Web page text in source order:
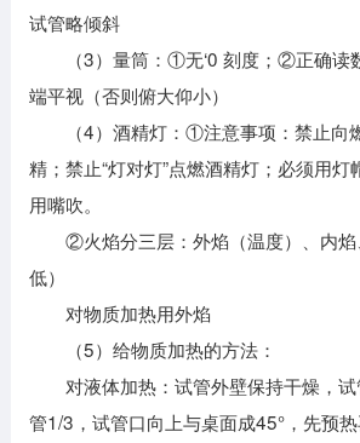
试管略倾斜
（3）量筒：①无‘0 刻度；②正确读
端平视（否则俯大仰小）
（4）酒精灯：①注意事项：禁止向
精；禁止“灯对灯”点燃酒精灯；必须用灯
用嘴吹。
②火焰分三层：外焰（温度）、内焰
低）
对物质加热用外焰
（5）给物质加热的方法：
对液体加热：试管外壁保持干燥，试
管1/3，试管口向上与桌面成45°，先预